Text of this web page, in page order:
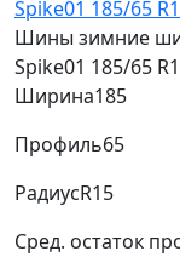
Шины зимние
Spike01 185/65
Ширина185
Профиль65
РадиусR15
Сред. остаток